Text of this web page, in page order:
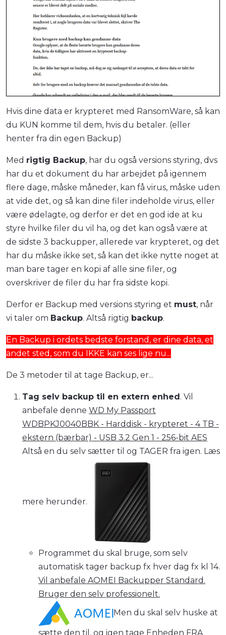
Hvis dine data er krypteret med RansomWare, så kan
du KUN komme til dem, hvis du betaler. (eller
henter fra din egen Backup)
Med rigtig Backup, har du også versions styring, dvs
har du et dokument du har arbejdet på igennem
flere dage, måske måneder, kan få virus, måske uden
at vide det, og så kan dine filer indeholde virus, eller
være ødelagte, og derfor er det en god ide at ku
styre hvilke filer du vil ha, og det kan også være at
de sidste 3 backupper, allerede var krypteret, og det
har du måske ikke set, så kan det ikke nytte noget at
man bare tager en kopi af alle sine filer, og
overskriver de filer du har fra sidste kopi.
Derfor er Backup med versions styring et must, når
vi taler om Backup. Altså rigtig backup.
En Backup i ordets bedste forstand, er dine data, et
andet sted, som du IKKE kan ses lige nu...
De 3 metoder til at tage Backup, er...
Tag selv backup til en extern enhed . Vil
anbefale denne WD My Passport
WDBPKJ0040BBK - Harddisk - krypteret - 4 TB -
ekstern (bærbar) - USB 3.2 Gen 1 - 256-bit AES
Altså en du selv sætter til og TAGER fra igen. Læs
mere herunder.
Programmet du skal bruge, som selv
automatisk tager backup fx hver dag fx kl 14.
Vil anbefale AOMEI Backupper Standard.
Bruger den selv professionelt.
Men du skal selv huske at
sætte den til, og igen tage Enheden FRA